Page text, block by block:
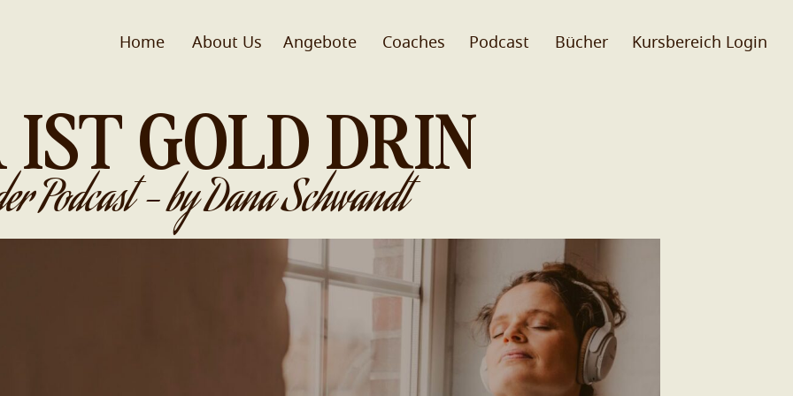
Home About Us Coaches
Angebote Podcast Bücher Kursbereich Login
IST GOLD DRIN
Podcast - by Dana Schwandt